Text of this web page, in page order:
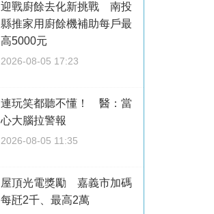
迎戰廚餘去化新挑戰 南投
縣推家用廚餘機補助每戶最
高5000元
2026-08-05 17:23
連玩笑都聽不懂！ 醫：當
心大腦拉警報
2026-08-05 11:35
屋頂光電獎勵 嘉義市加碼
每瓩2千、最高2萬